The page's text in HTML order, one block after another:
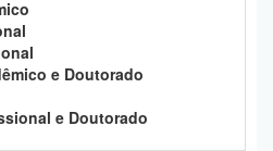
e Doutorado
e Doutorado